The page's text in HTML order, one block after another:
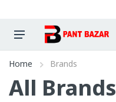
Home Brands
All Brands